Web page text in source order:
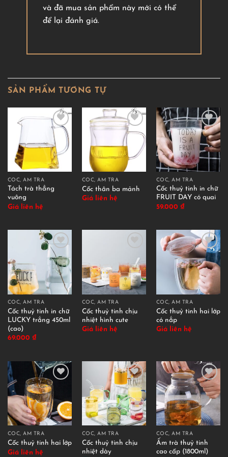
và đã mua sản phẩm này mới có thể
để lại đánh giá.
SẢN PHẨM TƯƠNG TỰ
CỐC, ẤM TRÀ
Tách trà thẳng
vuông
Giá liên hệ
CỐC, ẤM TRÀ
Cốc thân ba mảnh
Giá liên hệ
CỐC, ẤM TRÀ
Cốc thuỷ tinh in chữ
FRUIT DAY có quai
59.000 ₫
CỐC, ẤM TRÀ
Cốc thuỷ tinh in chữ
LUCKY trắng 450ml
(cao)
69.000 ₫
CỐC, ẤM TRÀ
Cốc thuỷ tinh chịu
nhiệt hình cute
Giá liên hệ
CỐC, ẤM TRÀ
Cốc thuỷ tinh hai lớp
có nắp
Giá liên hệ
CỐC, ẤM TRÀ
Cốc thuỷ tinh hai lớp
Giá liên hệ
CỐC, ẤM TRÀ
Cốc thuỷ tinh chịu
nhiệt dày
CỐC, ẤM TRÀ
Ấm trà thuỷ tinh
cao cấp (1800ml)